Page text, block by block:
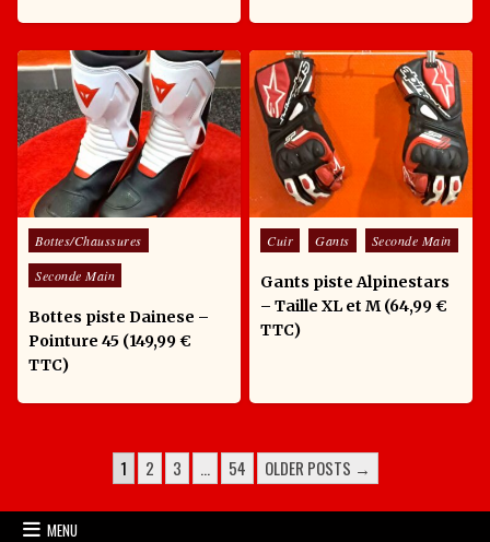
Posted in
Bottes/Chaussures
Seconde Main
Bottes piste Dainese –
Pointure 45 (149,99 €
TTC)
Posted in
Cuir Gants Seconde Main
Gants piste Alpinestars
– Taille XL et M (64,99 €
TTC)
POSTS PAGINATION
1 2 3 … 54 OLDER POSTS →
MENU